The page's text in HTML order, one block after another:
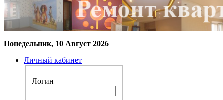
Понедельник, 10 Август 2026
Личный кабинет
Логин